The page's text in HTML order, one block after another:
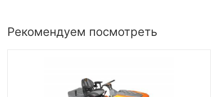
Рекомендуем посмотреть